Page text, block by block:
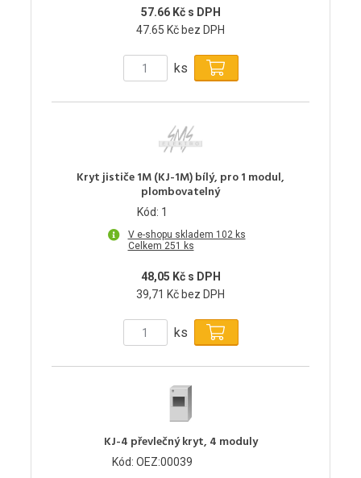
57.66 Kč s DPH
47.65 Kč bez DPH
ks
Kryt jističe 1M (KJ-1M) bílý, pro 1 modul,
plombovatelný
Kód: 1
V e-shopu skladem 102 ks
Celkem 251 ks
48,05 Kč s DPH
39,71 Kč bez DPH
ks
KJ-4 převlečný kryt, 4 moduly
Kód: OEZ:00039